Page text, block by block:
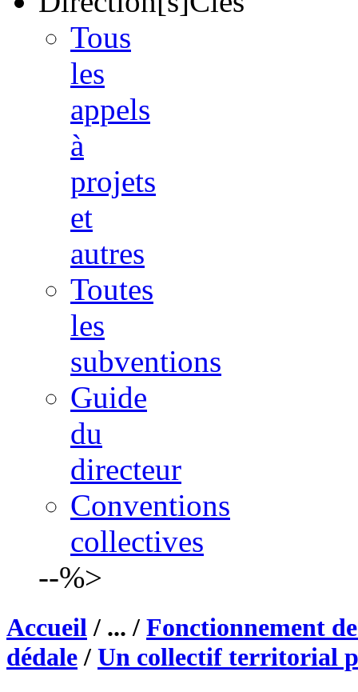
Tous
les
appels
à
projets
et
autres
Toutes
les
subventions
Guide
du
directeur
Conventions
collectives
--%>
Accueil / ... / Fonctionnement
dédale / Un collectif territorial